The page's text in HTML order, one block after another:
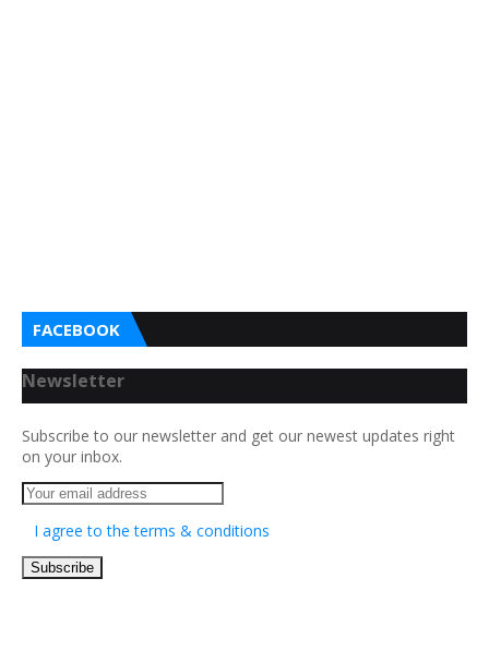
FACEBOOK
Newsletter
Subscribe to our newsletter and get our newest updates right
on your inbox.
I agree to the terms & conditions